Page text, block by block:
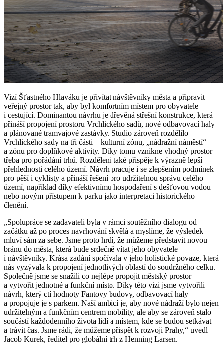
Vizí Šťastného Hlaváku je přivítat návštěvníky města a připravit
veřejný prostor tak, aby byl komfortním místem pro obyvatele
i cestující. Dominantou návrhu je dřevěná střešní konstrukce, která
přináší propojení prostoru Vrchlického sadů, nové odbavovací haly
a plánované tramvajové zastávky. Studio zároveň rozdělilo
Vrchlického sady na tři části – kulturní zónu, „nádražní náměstí“
a zónu pro doplňkové aktivity. Díky tomu vznikne vhodný prostor
třeba pro pořádání trhů. Rozdělení také přispěje k výrazně lepší
přehlednosti celého území. Návrh pracuje i se zlepšením podmínek
pro pěší i cyklisty a přináší řešení pro udržitelnou správu celého
území, například díky efektivnímu hospodaření s dešťovou vodou
nebo novým přístupem k parku jako interpretaci historického
členění.
„Spolupráce se zadavateli byla v rámci soutěžního dialogu od
začátku až po proces navrhování skvělá a myslíme, že výsledek
mluví sám za sebe. Jsme proto hrdí, že můžeme představit novou
bránu do města, která bude srdečně vítat jeho obyvatele
i návštěvníky. Krása zadání spočívala v jeho holistické povaze, která
nás vyzývala k propojení jednotlivých oblastí do soudržného celku.
Společně jsme se snažili co nejlépe propojit městský prostor
a vytvořit jednotné a funkční místo. Díky této vizi jsme vytvořili
návrh, který ctí hodnoty Fantovy budovy, odbavovací haly
a propojuje je s parkem. Naší ambicí je, aby nové nádraží bylo nejen
udržitelným a funkčním centrem mobility, ale aby se zároveň stalo
součástí každodenního života lidí a místem, kde se budou setkávat
a trávit čas. Jsme rádi, že můžeme přispět k rozvoji Prahy,“ uvedl
Jacob Kurek, ředitel pro globální trh z Henning Larsen.